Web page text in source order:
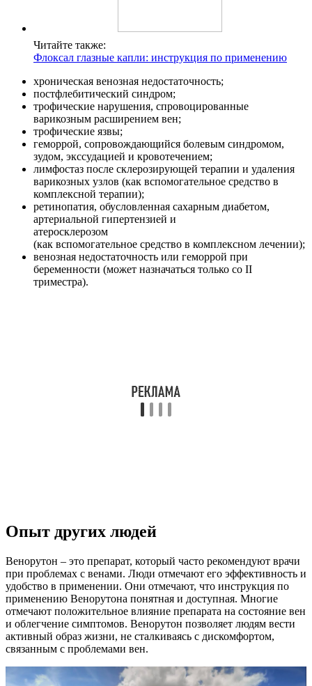
Читайте также:
Флоксал глазные капли: инструкция по применению
хроническая венозная недостаточность;
постфлебитический синдром;
трофические нарушения, спровоцированные
варикозным расширением вен;
трофические язвы;
геморрой, сопровождающийся болевым синдромом,
зудом, экссудацией и кровотечением;
лимфостаз после склерозирующей терапии и удаления
варикозных узлов (как вспомогательное средство в
комплексной терапии);
ретинопатия, обусловленная сахарным диабетом,
артериальной гипертензией и
атеросклерозом
(как вспомогательное средство в комплексном лечении);
венозная недостаточность или геморрой при
беременности (может назначаться только со II
триместра).
Опыт других людей
Венорутон – это препарат, который часто рекомендуют врачи
при проблемах с венами. Люди отмечают его эффективность и
удобство в применении. Они отмечают, что инструкция по
применению Венорутона понятная и доступная. Многие
отмечают положительное влияние препарата на состояние вен
и облегчение симптомов. Венорутон позволяет людям вести
активный образ жизни, не сталкиваясь с дискомфортом,
связанным с проблемами вен.